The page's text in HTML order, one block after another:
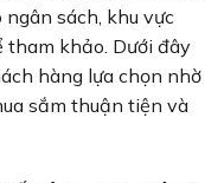
sách, khu vực
tham khảo. Dưới đây
hàng lựa chọn nhờ
sắm thuận tiện và